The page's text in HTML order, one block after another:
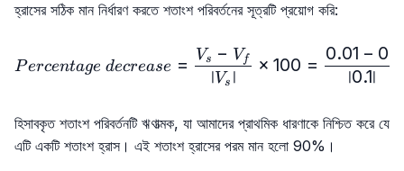
হ্রাসের সঠিক মান নির্ধারণ করতে শতাংশ পরিবর্তনের সূত্রটি প্রয়োগ করি:
Percentage\
Percentage decrease =
∣Vs ∣
Vs − Vf × 100 =
∣0.1∣
0.01 − 0.1
হিসাবকৃত শতাংশ পরিবর্তনটি ঋণাত্মক, যা আমাদের প্রাথমিক ধারণাকে নিশ্চিত করে যে
এটি একটি শতাংশ হ্রাস। এই শতাংশ হ্রাসের পরম মান হলো 90%।